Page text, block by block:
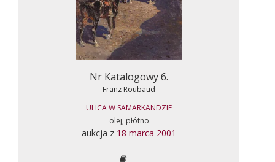
Nr Katalogowy 6.
Franz Roubaud
ULICA W SAMARKANDZIE
olej, płótno
aukcja z 18 marca 2001